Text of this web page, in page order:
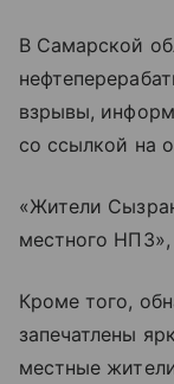
В Самарской
взрывы,
со ссылкой на
«Жители
местного
Кроме того,
запечатлены
местные